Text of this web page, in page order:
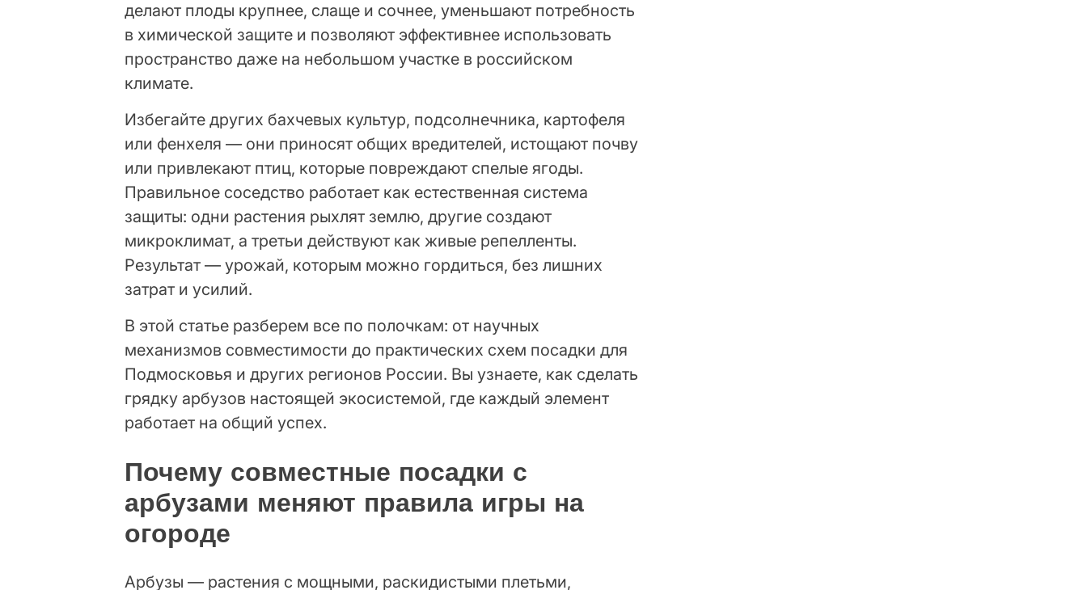
делают плоды крупнее, слаще и сочнее, уменьшают потребность
в химической защите и позволяют эффективнее использовать
пространство даже на небольшом участке в российском
климате.
Избегайте других бахчевых культур, подсолнечника, картофеля
или фенхеля — они приносят общих вредителей, истощают почву
или привлекают птиц, которые повреждают спелые ягоды.
Правильное соседство работает как естественная система
защиты: одни растения рыхлят землю, другие создают
микроклимат, а третьи действуют как живые репелленты.
Результат — урожай, которым можно гордиться, без лишних
затрат и усилий.
В этой статье разберем все по полочкам: от научных
механизмов совместимости до практических схем посадки для
Подмосковья и других регионов России. Вы узнаете, как сделать
грядку арбузов настоящей экосистемой, где каждый элемент
работает на общий успех.
Почему совместные посадки с
арбузами меняют правила игры на
огороде
Арбузы — растения с мощными, раскидистыми плетьми,